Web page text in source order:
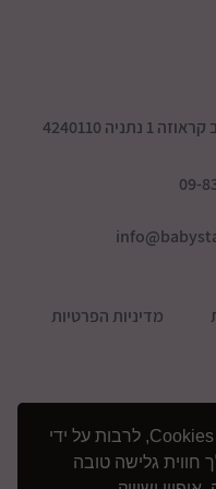
אתר זה עושה שימוש בקבצי Cookies, לרבות על ידי
חווית גלישה טובה
1 נתניה 4240110
09-
מדיניות הפרטיות